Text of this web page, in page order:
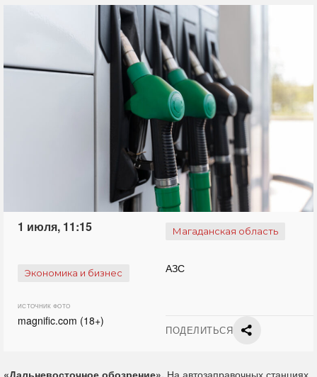
1 июля, 11:15 Магаданская область
Экономика и бизнес АЗС
ИСТОЧНИК ФОТО
magnific.com (18+)
ПОДЕЛИТЬСЯ
«Дальневосточное обозрение». На автозаправочных станциях